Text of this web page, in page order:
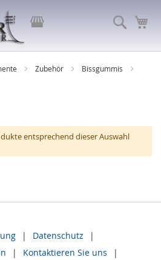
Store
auswählen
Suche
Zubehör
Bissgummis
entsprechend dieser Auswahl
Datenschutz
Kontaktieren Sie uns